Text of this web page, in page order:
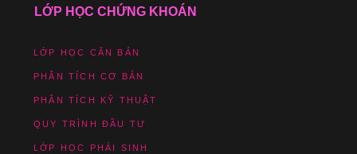
LỚP HỌC CHỨNG KHOÁN
LỚP HỌC CĂN BẢN
PHÂN TÍCH CƠ BẢN
PHÂN TÍCH KỸ THUẬT
QUY TRÌNH ĐẦU TƯ
LỚP HỌC PHÁI SINH